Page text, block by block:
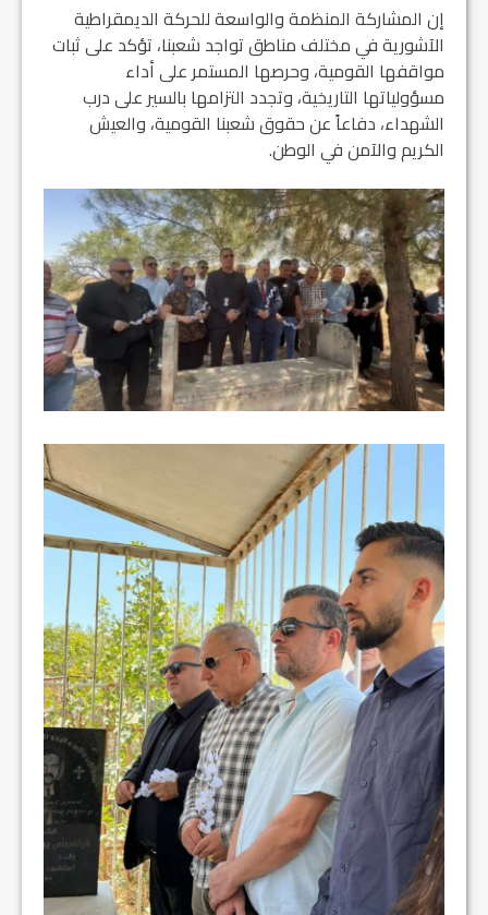
إن المشاركة المنظمة والواسعة للحركة الديمقراطية
الآشورية في مختلف مناطق تواجد شعبنا، تؤكد على ثبات
مواقفها القومية، وحرصها المستمر على أداء
مسؤولياتها التاريخية، وتجدد التزامها بالسير على درب
الشهداء، دفاعاً عن حقوق شعبنا القومية، والعيش
الكريم والآمن في الوطن.